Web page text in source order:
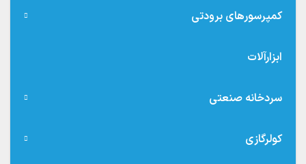
کمپرسورهای برودتی
ابزارآلات
سردخانه صنعتی
کولرگازی